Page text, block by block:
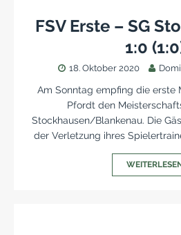
FSV Erste – SG
1:0
18. Oktober 2020
Am Sonntag empfing die erste
Pfordt den
Stockhausen/Blankenau. Die
der Verletzung ihres